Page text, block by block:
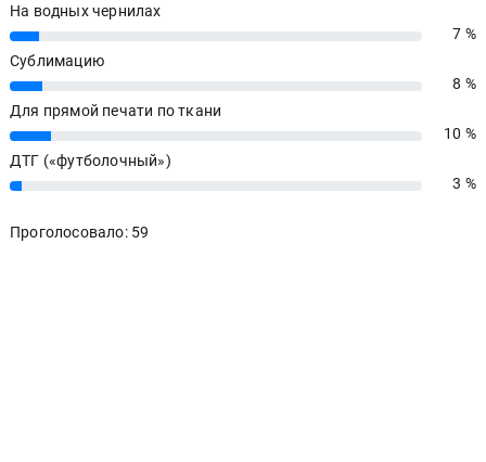
На водных чернилах
7%
7 %
Сублимацию
8%
8 %
Для прямой печати по ткани
10%
10 %
ДТГ («футболочный»)
3% 3 %
Проголосовало: 59